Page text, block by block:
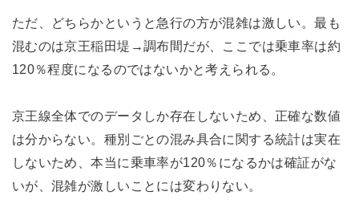
ただ、どちらかというと急行の方が混雑は激しい。最も
混むのは京王稲田堤→調布間だが、ここでは乗車率は約
120％程度になるのではないかと考えられる。
京王線全体でのデータしか存在しないため、正確な数値
は分からない。種別ごとの混み具合に関する統計は実在
しないため、本当に乗車率が120％になるかは確証がな
いが、混雑が激しいことには変わりない。